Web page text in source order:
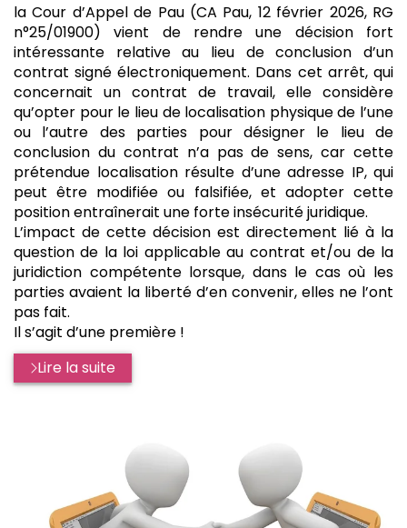
la Cour d’Appel de Pau (CA Pau, 12 février 2026, RG
n°25/01900) vient de rendre une décision fort
intéressante relative au lieu de conclusion d’un
contrat signé électroniquement. Dans cet arrêt, qui
concernait un contrat de travail, elle considère
qu’opter pour le lieu de localisation physique de l’une
ou l’autre des parties pour désigner le lieu de
conclusion du contrat n’a pas de sens, car cette
prétendue localisation résulte d’une adresse IP, qui
peut être modifiée ou falsifiée, et adopter cette
position entraînerait une forte insécurité juridique.
L’impact de cette décision est directement lié à la
question de la loi applicable au contrat et/ou de la
juridiction compétente lorsque, dans le cas où les
parties avaient la liberté d’en convenir, elles ne l’ont
pas fait.
Il s’agit d’une première !
Lire la suite